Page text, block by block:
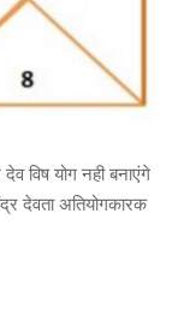
विष योग नही बनाएंगे
देवता अतियोगकारक